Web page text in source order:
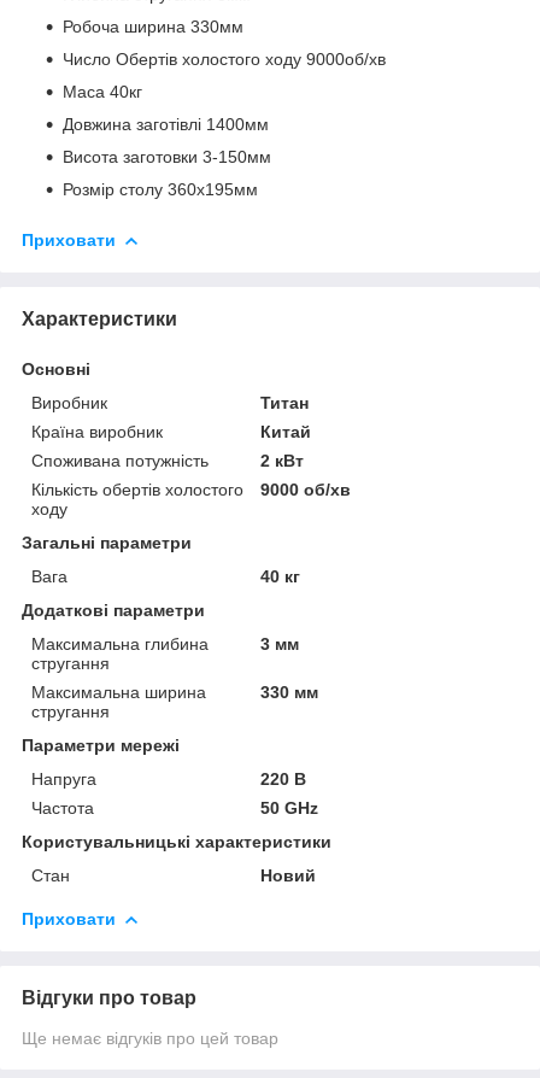
Робоча ширина 330мм
Число Обертів холостого ходу 9000об/хв
Маса 40кг
Довжина заготівлі 1400мм
Висота заготовки 3-150мм
Розмір столу 360х195мм
Приховати
Характеристики
Основні
Виробник
Титан
Країна виробник
Китай
Споживана потужність
2 кВт
Кількість обертів холостого
ходу
9000 об/хв
Загальні параметри
Вага
40 кг
Додаткові параметри
Максимальна глибина
стругання
3 мм
Максимальна ширина
стругання
330 мм
Параметри мережі
Напруга
220 В
Частота
50 GHz
Користувальницькі характеристики
Стан
Новий
Приховати
Відгуки про товар
Ще немає відгуків про цей товар